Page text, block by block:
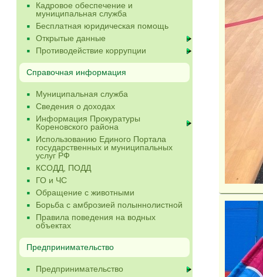
Кадровое обеспечение и
муниципальная служба
Бесплатная юридическая помощь
Открытые данные
Противодействие коррупции
Справочная информация
Муниципальная служба
Сведения о доходах
Информация Прокуратуры
Кореновского района
Использованию Единого Портала
государственных и муниципальных
услуг РФ
КСОДД, ПОДД
ГО и ЧС
Обращение с животными
Борьба с амброзией полыннолистной
Правила поведения на водных
объектах
Предпринимательство
Предпринимательство